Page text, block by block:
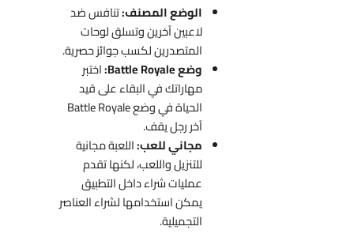
الوضع المصنف:تنافس ضد
لاعبين آخرين وتسلق لوحات
المتصدرين لكسب جوائز حصرية.
وضع Battle Royale:
اختبر
مهاراتك في البقاء على قيد
الحياة في وضع Battle Royale
آخر رجل يقف.
مجاني للعب:اللعبة مجانية
للتنزيل واللعب، لكنها تقدم
عمليات شراء داخل التطبيق
يمكن استخدامها لشراء العناصر
التجميلية.